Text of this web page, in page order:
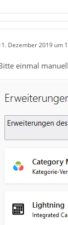
Dezember 2019 um
einmal